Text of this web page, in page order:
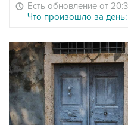
Есть обновление от
Что произошло за день: